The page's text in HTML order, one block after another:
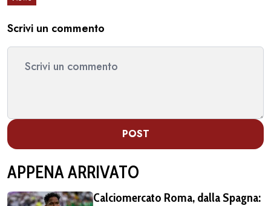
Scrivi un commento
POST
APPENA ARRIVATO
Calciomercato Roma, dalla Spagna: